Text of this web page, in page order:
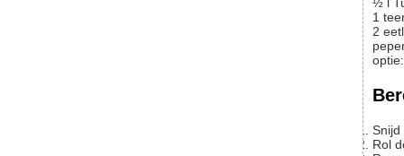
1
2
Snijd
Rol